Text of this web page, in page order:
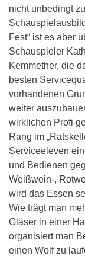
nicht unbedingt
Fest“ ist es aber
Schauspieler
Kemmether, die
besten
vorhandenen
weiter
wirklichen Profi
Rang im
Serviceeleven
und Bedienen
Weißwein-,
wird das Essen
Wie trägt man
Gläser in einer
organisiert man
einen Wolf zu